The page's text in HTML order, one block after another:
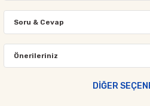
Bu ürüne ilk
Soru & Cevap
Ürün hakkında henüz
Önerileriniz
Bu ürünün fiyat bilgisi, resim, ürün
DİĞER